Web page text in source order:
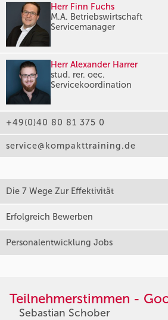
Herr Finn Fuchs
M.A. Betriebswirtschaft
Servicemanager
Herr Alexander Harrer
stud. rer. oec.
Servicekoordination
+49(0)40 80 81 375 0
service@kompakttraining.de
Die 7 Wege Zur Effektivität
Erfolgreich Bewerben
Personalentwicklung Jobs
Teilnehmerstimmen -
Sebastian Schober